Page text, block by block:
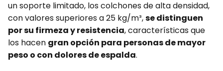
un soporte limitado, los colchones de alta densidad,
con valores superiores a 25 kg/m³,se distinguen
por su firmeza y resistencia, características que
los hacen gran opción para personas de mayor
peso o con dolores de espalda.